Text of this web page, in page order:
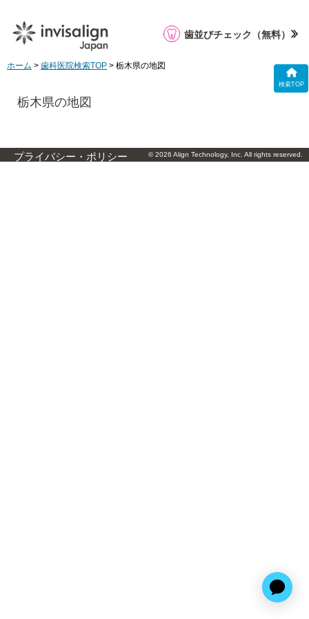
検索TOP
歯並びチェック （無料）
ホーム > 歯科医院検索TOP > 栃木県の地図
栃木県の地図
プライバシー・ポリシー © 2026 Align Technology, Inc. All rights reserved.